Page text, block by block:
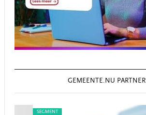
GEMEENTE.NU
SEGMENT